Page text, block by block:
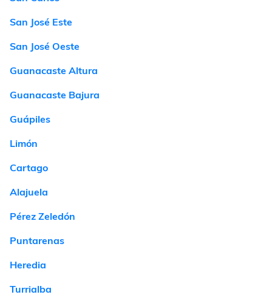
San José Este
San José Oeste
Guanacaste Altura
Guanacaste Bajura
Guápiles
Limón
Cartago
Alajuela
Pérez Zeledón
Puntarenas
Heredia
Turrialba